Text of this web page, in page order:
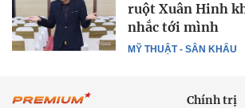
MỸ THUẬT - SÂN KHẤU
ruột Xuân Hinh
nhắc tới mình
Chính trị